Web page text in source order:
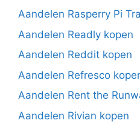
Aandelen Rasperry Pi
Aandelen Readly kopen
Aandelen Reddit kopen
Aandelen Refresco
Aandelen Rent the
Aandelen Rivian kopen